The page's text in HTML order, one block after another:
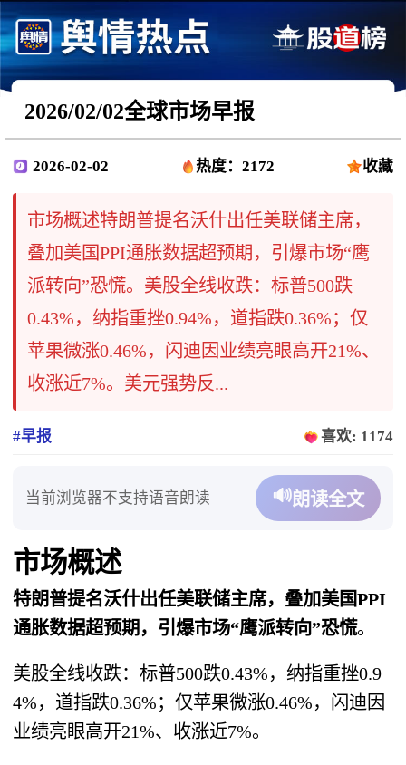
2026/02/02全球市场早报
2026-02-02 热度：2172 收藏
市场概述特朗普提名沃什出任美联储主席，
叠加美国PPI通胀数据超预期，引爆市场“鹰
派转向”恐慌。美股全线收跌：标普500跌
0.43%，纳指重挫0.94%，道指跌0.36%；仅
苹果微涨0.46%，闪迪因业绩亮眼高开21%、
收涨近7%。美元强势反...
#早报 喜欢: 1174
当前浏览器不支持语音朗读 🔊朗读全文
市场概述
特朗普提名沃什出任美联储主席，叠加美国PPI
通胀数据超预期，引爆市场“鹰派转向”恐慌。
美股全线收跌：标普500跌0.43%，纳指重挫0.9
4%，道指跌0.36%；仅苹果微涨0.46%，闪迪因
业绩亮眼高开21%、收涨近7%。